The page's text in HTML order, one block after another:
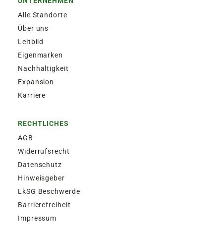
Alle Standorte
Über uns
Leitbild
Eigenmarken
Nachhaltigkeit
Expansion
Karriere
RECHTLICHES
AGB
Widerrufsrecht
Datenschutz
Hinweisgeber
LkSG Beschwerde
Barrierefreiheit
Impressum